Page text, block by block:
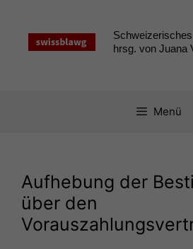
springen
hrsg. von Juana
Menü
Aufhebung der
über den